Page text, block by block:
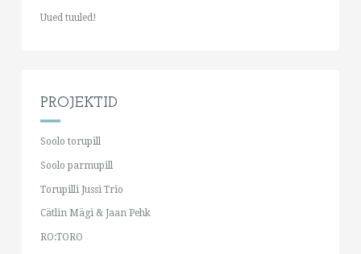
Uued tuuled!
PROJEKTID
Soolo torupill
Soolo parmupill
Torupilli Jussi Trio
Cätlin Mägi & Jaan Pehk
RO:TORO